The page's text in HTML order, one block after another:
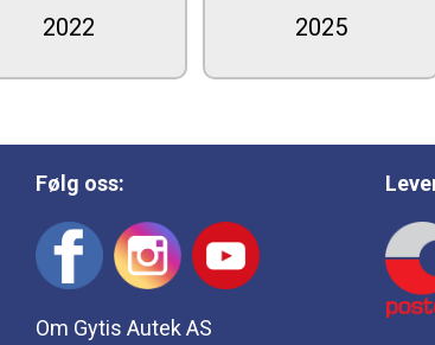
2022 2025
Følg oss:
Om Gytis Autek AS